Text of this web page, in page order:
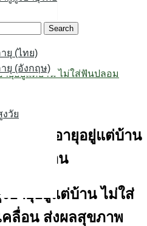
ยุ (ไทย)
ยุ (อังกฤษ)
วัย
ยุอยู่แต่บ้าน ไม่ใส่ฟันปลอม
วงผู้สูงอายุอยู่แต่บ้าน
แท้เคลื่อน
อายุอยู่แต่บ้าน ไม่ใส่
ลื่อน ส่งผลสุขภาพ